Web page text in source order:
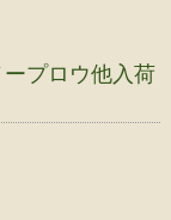

ープロウ他入荷